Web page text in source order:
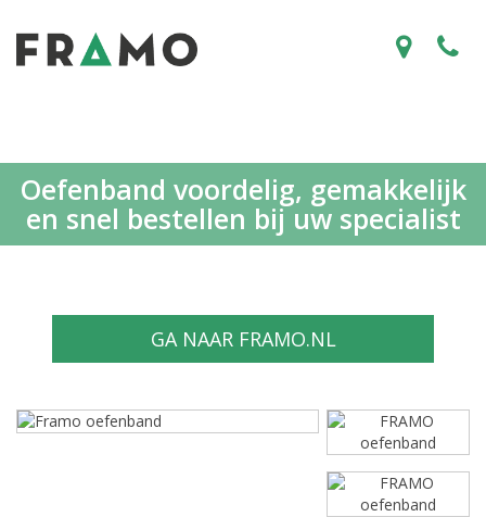
Oefenband voordelig, gemakkelijk
en snel bestellen bij uw specialist
GA NAAR FRAMO.NL